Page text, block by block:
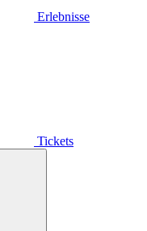
Erlebnisse
Tickets